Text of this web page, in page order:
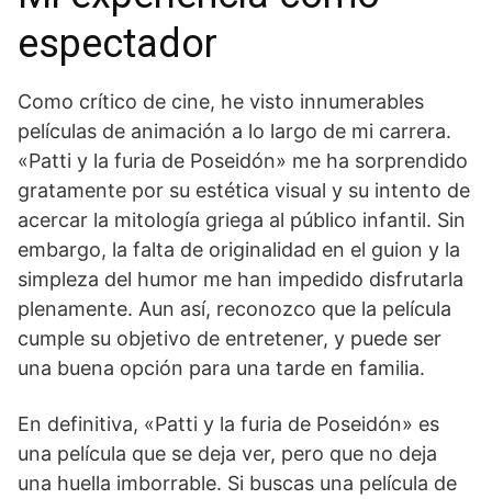
espectador
Como crítico de cine, he visto innumerables
películas de animación a lo largo de mi carrera.
«Patti y la furia de Poseidón» me ha sorprendido
gratamente por su estética visual y su intento de
acercar la mitología griega al público infantil. Sin
embargo, la falta de originalidad en el guion y la
simpleza del humor me han impedido disfrutarla
plenamente. Aun así, reconozco que la película
cumple su objetivo de entretener, y puede ser
una buena opción para una tarde en familia.
En definitiva, «Patti y la furia de Poseidón» es
una película que se deja ver, pero que no deja
una huella imborrable. Si buscas una película de